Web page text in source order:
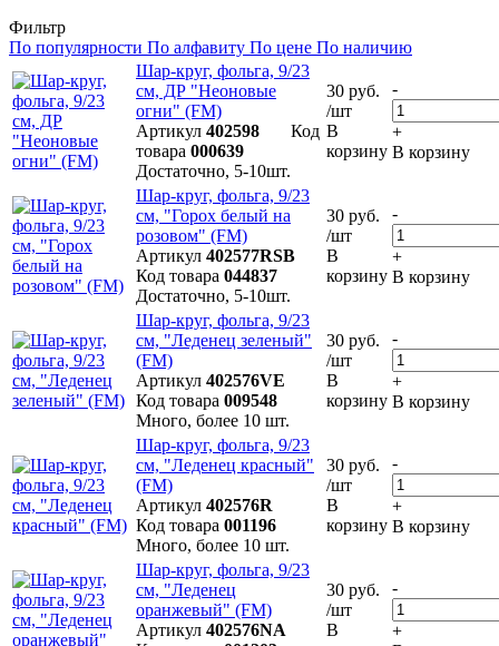
Фильтр
По популярности По алфавиту По цене По наличию
Шар-круг, фольга, 9/23
см, ДР "Неоновые
огни" (FM)
Артикул 402598 Код
товара 000639
Достаточно, 5-10шт.
30 руб.
/шт
В
корзину
-
+
В корзину
Шар-круг, фольга, 9/23
см, "Горох белый на
розовом" (FM)
Артикул 402577RSB
Код товара 044837
Достаточно, 5-10шт.
30 руб.
/шт
В
корзину
-
+
В корзину
Шар-круг, фольга, 9/23
см, "Леденец зеленый"
(FM)
Артикул 402576VE
Код товара 009548
Много, более 10 шт.
30 руб.
/шт
В
корзину
-
+
В корзину
Шар-круг, фольга, 9/23
см, "Леденец красный"
(FM)
Артикул 402576R
Код товара 001196
Много, более 10 шт.
30 руб.
/шт
В
корзину
-
+
В корзину
Шар-круг, фольга, 9/23
см, "Леденец
оранжевый" (FM)
Артикул 402576NA
30 руб.
/шт
В
-
+